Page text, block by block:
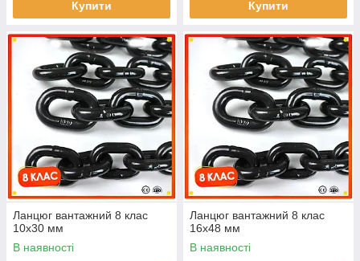
Купити Купити
Ланцюг вантажний 8 клас
10x30 мм
В наявності
Ланцюг вантажний 8 клас
16x48 мм
В наявності